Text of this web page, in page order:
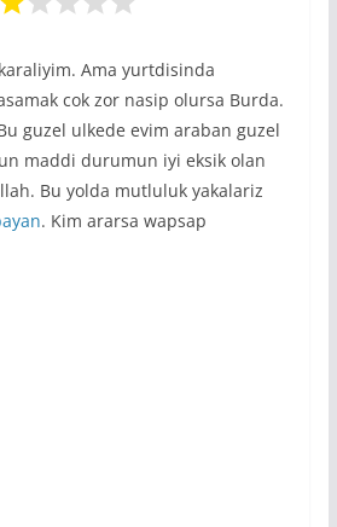
Ama yurtdisinda
cok zor nasip olursa Burda.
guzel ulkede evim araban guzel
maddi durumun iyi eksik olan
Bu yolda mutluluk yakalariz
. Kim ararsa wapsap